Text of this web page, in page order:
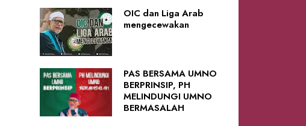
OIC dan Liga Arab
mengecewakan
PAS BERSAMA UMNO
BERPRINSIP, PH
MELINDUNGI UMNO
BERMASALAH